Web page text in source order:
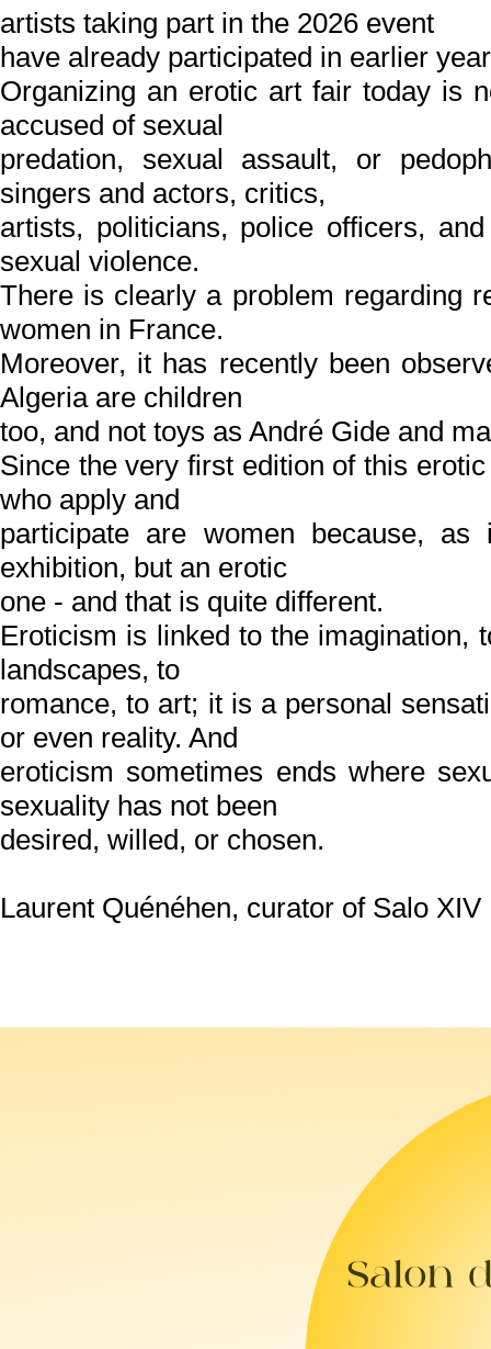
artists taking part in the 2026 event
have already participated in earlier
Organizing an erotic art fair today is
accused of sexual
predation, sexual assault, or
singers and actors, critics,
artists, politicians, police officers,
sexual violence.
There is clearly a problem regarding
women in France.
Moreover, it has recently been
Algeria are children
too, and not toys as André Gide and
Since the very first edition of this
who apply and
participate are women because,
exhibition, but an erotic
one - and that is quite different.
Eroticism is linked to the imagination,
landscapes, to
romance, to art; it is a personal
or even reality. And
eroticism sometimes ends where
sexuality has not been
desired, willed, or chosen.
Laurent Quénéhen, curator of Salo XIV